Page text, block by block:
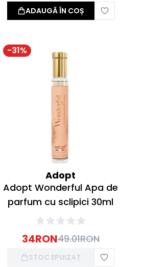
ADAUGĂ ÎN COȘ
-31%
Adopt
Adopt Wonderful Apa de
parfum cu sclipici 30ml
34RON49.01RON
STOC EPUIZAT